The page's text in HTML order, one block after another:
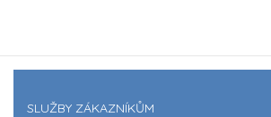
SLUŽBY ZÁKAZNÍKŮM